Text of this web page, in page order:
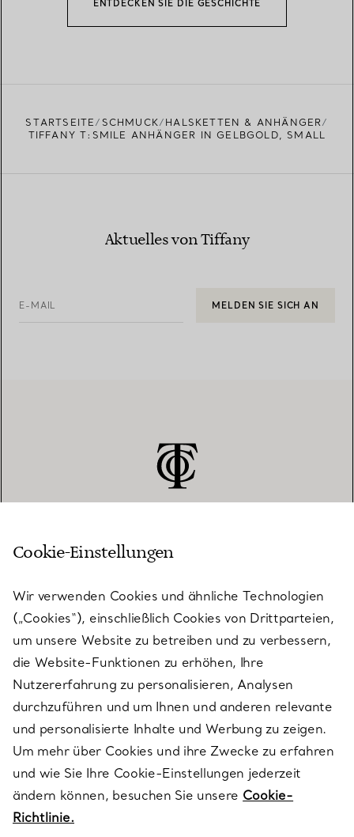
ENTDECKEN SIE DIE GESCHICHTE
STARTSEITE SCHMUCK
HALSKETTEN & ANHÄNGER
TIFFANY T:SMILE ANHÄNGER IN GELBGOLD, SMALL
Aktuelles von Tiffany
E-MAIL MELDEN SIE SICH AN
KUNDENSERVICE
SERVICES
ÜBER TIFFANY & CO.
RECHTLICHE HINWEISE
FOLGEN SIE UNS
Cookie-Einstellungen
Wir verwenden Cookies und ähnliche Technologien
(„Cookies“), einschließlich Cookies von Drittparteien,
um unsere Website zu betreiben und zu verbessern,
die Website-Funktionen zu erhöhen, Ihre
Nutzererfahrung zu personalisieren, Analysen
durchzuführen und um Ihnen und anderen relevante
und personalisierte Inhalte und Werbung zu zeigen.
Um mehr über Cookies und ihre Zwecke zu erfahren
und wie Sie Ihre Cookie-Einstellungen jederzeit
ändern können, besuchen Sie unsere Cookie-
Richtlinie.